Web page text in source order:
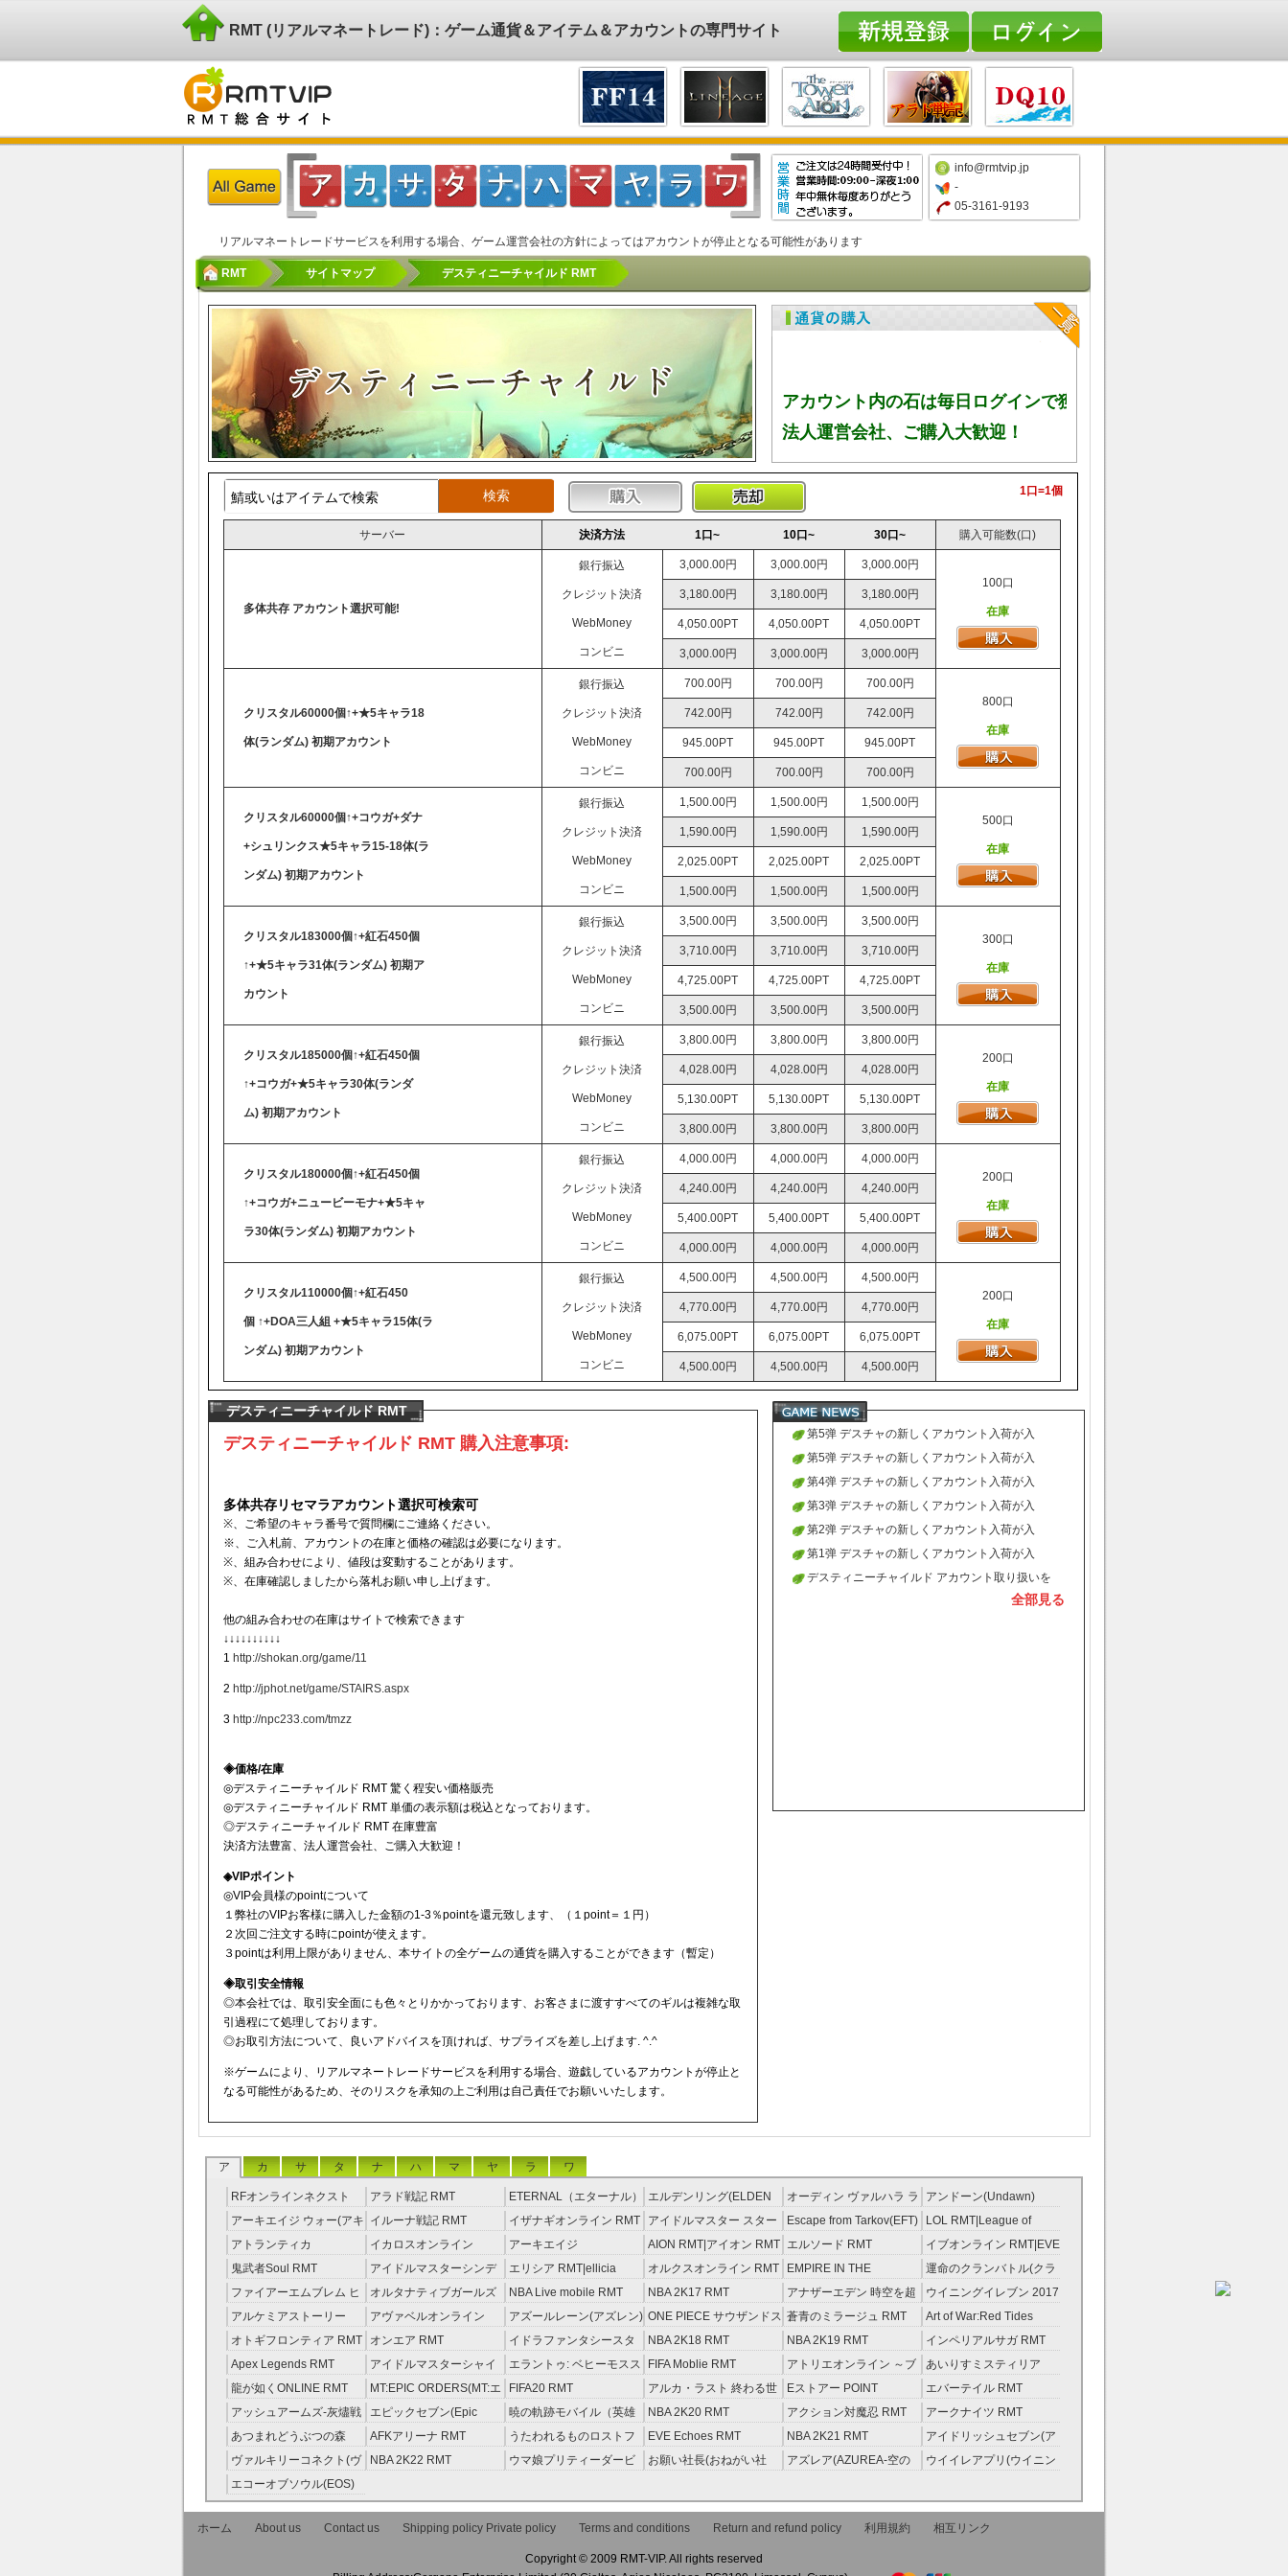
RMT (リアルマネートレード)：ゲーム通貨＆アイテム＆アカウントの専門サイト
info@rmtvip.jp
-
05-3161-9193
リアルマネートレードサービスを利用する場合、ゲーム運営会社の方針によってはアカウントが停止となる可能性があります
RMT サイトマップ デスティニーチャイルド RMT
アカウント内の石は毎日ログインで獲得しますので、ご安心くだ
法人運営会社、ご購入大歓迎！
1口=1個
サーバー 決済方法 1口~ 10口~ 30口~ 購入可能数(口)
多体共存 アカウント選択可能!
銀行振込
クレジット決済
WebMoney
コンビニ
3,000.00円 3,000.00円
3,000.00円
100口
在庫
3,180.00円 3,180.00円 3,180.00円
4,050.00PT 4,050.00PT 4,050.00PT
3,000.00円 3,000.00円 3,000.00円
クリスタル60000個↑+★5キャラ18
体(ランダム) 初期アカウント
銀行振込
クレジット決済
WebMoney
コンビニ
700.00円 700.00円
700.00円
800口
在庫
742.00円 742.00円 742.00円
945.00PT 945.00PT 945.00PT
700.00円 700.00円 700.00円
クリスタル60000個↑+コウガ+ダナ
+シュリンクス★5キャラ15-18体(ラ
ンダム) 初期アカウント
銀行振込
クレジット決済
WebMoney
コンビニ
1,500.00円 1,500.00円
1,500.00円
500口
在庫
1,590.00円 1,590.00円 1,590.00円
2,025.00PT 2,025.00PT 2,025.00PT
1,500.00円 1,500.00円 1,500.00円
クリスタル183000個↑+紅石450個
↑+★5キャラ31体(ランダム) 初期ア
カウント
銀行振込
クレジット決済
WebMoney
コンビニ
3,500.00円 3,500.00円
3,500.00円
300口
在庫
3,710.00円 3,710.00円 3,710.00円
4,725.00PT 4,725.00PT 4,725.00PT
3,500.00円 3,500.00円 3,500.00円
クリスタル185000個↑+紅石450個
↑+コウガ+★5キャラ30体(ランダ
ム) 初期アカウント
銀行振込
クレジット決済
WebMoney
コンビニ
3,800.00円 3,800.00円
3,800.00円
200口
在庫
4,028.00円 4,028.00円 4,028.00円
5,130.00PT 5,130.00PT 5,130.00PT
3,800.00円 3,800.00円 3,800.00円
クリスタル180000個↑+紅石450個
↑+コウガ+ニュービーモナ+★5キャ
ラ30体(ランダム) 初期アカウント
銀行振込
クレジット決済
WebMoney
コンビニ
4,000.00円 4,000.00円
4,000.00円
200口
在庫
4,240.00円 4,240.00円 4,240.00円
5,400.00PT 5,400.00PT 5,400.00PT
4,000.00円 4,000.00円 4,000.00円
クリスタル110000個↑+紅石450
個 ↑+DOA三人組 +★5キャラ15体(ラ
ンダム) 初期アカウント
銀行振込
クレジット決済
WebMoney
コンビニ
4,500.00円 4,500.00円
4,500.00円
200口
在庫
4,770.00円 4,770.00円 4,770.00円
6,075.00PT 6,075.00PT 6,075.00PT
4,500.00円 4,500.00円 4,500.00円
デスティニーチャイルド RMT
デスティニーチャイルド RMT 購入注意事項:
多体共存リセマラアカウント選択可検索可
※、ご希望のキャラ番号で質問欄にご連絡ください。
※、ご入札前、アカウントの在庫と価格の確認は必要になります。
※、組み合わせにより、値段は変動することがあります。
※、在庫確認しましたから落札お願い申し上げます。
他の組み合わせの在庫はサイトで検索できます
↓↓↓↓↓↓↓↓↓↓
1 http://shokan.org/game/11
2 http://jphot.net/game/STAIRS.aspx
3 http://npc233.com/tmzz
◈価格/在庫
◎デスティニーチャイルド RMT 驚く程安い価格販売
◎デスティニーチャイルド RMT 単価の表示額は税込となっております。
◎デスティニーチャイルド RMT 在庫豊富
決済方法豊富、法人運営会社、ご購入大歓迎！
◈VIPポイント
◎VIP会員様のpointについて
１弊社のVIPお客様に購入した金額の1-3％pointを還元致します、（１point＝１円）
２次回ご注文する時にpointが使えます。
３pointは利用上限がありません、本サイトの全ゲームの通貨を購入することができます（暫定）
◈取引安全情報
◎本会社では、取引安全面にも色々とりかかっております、お客さまに渡すすべてのギルは複雑な取
引過程にて処理しております。
◎お取引方法について、良いアドバイスを頂ければ、サプライズを差し上げます. ^.^
※ゲームにより、リアルマネートレードサービスを利用する場合、遊戯しているアカウントが停止と
なる可能性があるため、そのリスクを承知の上ご利用は自己責任でお願いいたします。
第5弹 デスチャの新しくアカウント入荷が入
り、販売始まりました。
第5弹 デスチャの新しくアカウント入荷が入
り、販売始まりました。
第4弹 デスチャの新しくアカウント入荷が入
り、販売始まりました。
第3弹 デスチャの新しくアカウント入荷が入
り、販売始まりました。
第2弹 デスチャの新しくアカウント入荷が入
り、販売始まりました。
第1弹 デスチャの新しくアカウント入荷が入
り、販売始まりました。
デスティニーチャイルド アカウント取り扱いを
全部見る
ア カ サ タ ナ ハ マ ヤ ラ ワ
RFオンラインネクスト
RMT
アラド戦記 RMT
ETERNAL（エターナル）
RMT
エルデンリング(ELDEN
RING) RMT
オーディン ヴァルハラ ラ
イジング RMT
アンドーン(Undawn)
RMT
アーキエイジ ウォー(アキ
ウオ) RMT
イルーナ戦記 RMT イザナギオンライン RMT
アイドルマスター スター
ライトステージ RMT
Escape from Tarkov(EFT)
RMT
LOL RMT|League of
Legends RMT
アトランティカ
RMT|Atlantica RMT
イカロスオンライン
RMT（予約制）
アーキエイジ
RMT|ArcheAge RMT（予
約制）
AION RMT|アイオン RMT エルソード RMT
イブオンライン RMT|EVE
RMT
鬼武者Soul RMT
アイドルマスターシンデ
レラガールズ(モバマス)
RMT
エリシア RMT|ellicia
RMT
オルクスオンライン RMT
EMPIRE IN THE
STORM（エンスト）
RMT
運命のクランバトル(クラ
バト) RMT
ファイアーエムブレム ヒ
ーローズ(FEヒーローズ)
RMT
オルタナティブガールズ
RMT
NBA Live mobile RMT NBA 2K17 RMT
アナザーエデン 時空を超
える猫 アカウント RMT
ウイニングイレブン 2017
RMT|Winning Eleven
2017 RMT
アルケミアストーリー
（アルスト） RMT
アヴァベルオンライン
RMT
アズールレーン(アズレン)
RMT
ONE PIECE サウザンドス
トーム アカウント RMT
蒼青のミラージュ RMT
Art of War:Red Tides
RMT
オトギフロンティア RMT オンエア RMT
イドラファンタシースタ
ーサーガ RMT
NBA 2K18 RMT NBA 2K19 RMT
インペリアルサガ RMT
Apex Legends RMT
アイドルマスターシャイ
ニーカラーズ(シャニマス)
RMT
エラントゥ: ベヒーモスス
ピリット RMT
FIFA Moblie RMT
アトリエオンライン ～ブ
レセイルの錬金術士～
RMT
あいりすミスティリア
RMT
龍が如くONLINE RMT
MT:EPIC ORDERS(MT:エ
ピック・オーダーズ)
RMT
FIFA20 RMT
アルカ・ラスト 終わる世
界と歌姫の果実 RMT
Eストアー POINT
エバーテイル RMT
アッシュアームズ‐灰燼戦
線 RMT
エピックセブン(Epic
Seven) RMT
暁の軌跡モバイル（英雄
伝説 ） RMT
NBA 2K20 RMT アクション対魔忍 RMT
アークナイツ RMT
あつまれどうぶつの森
RMT
AFKアリーナ RMT
うたわれるものロストフ
ラグ(ロスフラ) RMT
EVE Echoes RMT NBA 2K21 RMT
アイドリッシュセブン(ア
イナナ) RMT
ヴァルキリーコネクト(ヴ
ァルコネ) RMT
NBA 2K22 RMT
ウマ娘プリティーダービ
お願い社長(おねがい社
アズレア(AZUREA-空の
ウイイレアプリ(ウイニン
エコーオブソウル(EOS)
RMT
ホーム
About us Contact us Shipping policy Private policy Terms and conditions Return and refund policy 利用規約 相互リンク
Copyright © 2009 RMT-VIP. All rights reserved